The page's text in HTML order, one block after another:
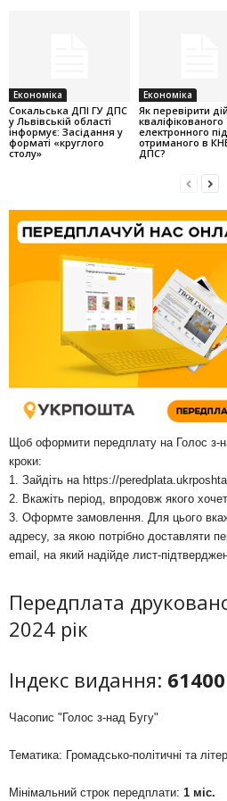
Економіка
Cокальська ДПІ ГУ ДПС
у Львівській області
інформує: Засідання у
форматі «круглого
столу»
Економіка
Як перевірити
кваліфікованого
електронного
отриманого в
ДПС?
Щоб оформити передплату на Голос з-
кроки:
1. Зайдіть на https://
2. Вкажіть період, впродовж якого
3. Оформте замовлення. Для цього
адресу, за якою потрібно доставляти
email, на який надійде лист-
Передплата
2024 рік
Індекс видання: 61400
Часопис "Голос з-над Бугу"
Тематика: Громадсько-політичні та
Мінімальний строк передплати: 1 міс.